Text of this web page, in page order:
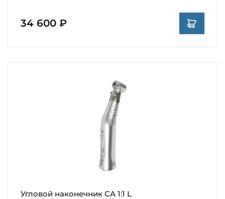
34 600 ₽
Угловой наконечник CA 1:1 L